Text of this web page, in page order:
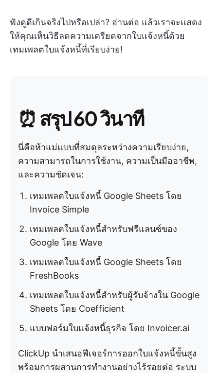
ฟังดูดีเกินจริงไปหรือเปล่า? อ่านต่อ แล้วเราจะแสดง
ให้คุณเห็นวิธีลดความเครียดจากใบแจ้งหนี้ด้วย
เทมเพลตใบแจ้งหนี้ที่เรียบง่าย!
⏰ สรุป 60 วินาที
นี่คือห้าแม่แบบที่สมดุลระหว่างความเรียบง่าย,
ความสามารถในการใช้งาน, ความเป็นมืออาชีพ,
และความชัดเจน:
เทมเพลตใบแจ้งหนี้ Google Sheets โดย
Invoice Simple
เทมเพลตใบแจ้งหนี้สำหรับฟรีแลนซ์ของ
Google โดย Wave
เทมเพลตใบแจ้งหนี้ Google Sheets โดย
FreshBooks
เทมเพลตใบแจ้งหนี้สำหรับผู้รับจ้างใน Google
Sheets โดย Coefficient
แบบฟอร์มใบแจ้งหนี้ธุรกิจ โดย Invoicer.ai
ClickUp นำเสนอฟีเจอร์การออกใบแจ้งหนี้ขั้นสูง
พร้อมการผสานการทำงานอย่างไร้รอยต่อ ระบบ